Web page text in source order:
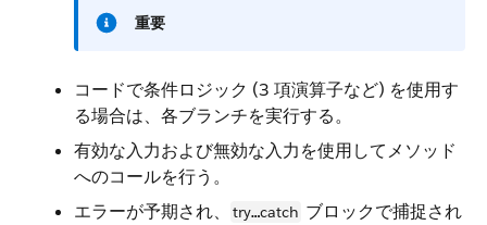
重要
コードで条件ロジック (3 項演算子など) を使用す
る場合は、各ブランチを実行する。
有効な入力および無効な入力を使用してメソッド
へのコールを行う。
エラーが予期され、
try…catch ブロックで捕捉され